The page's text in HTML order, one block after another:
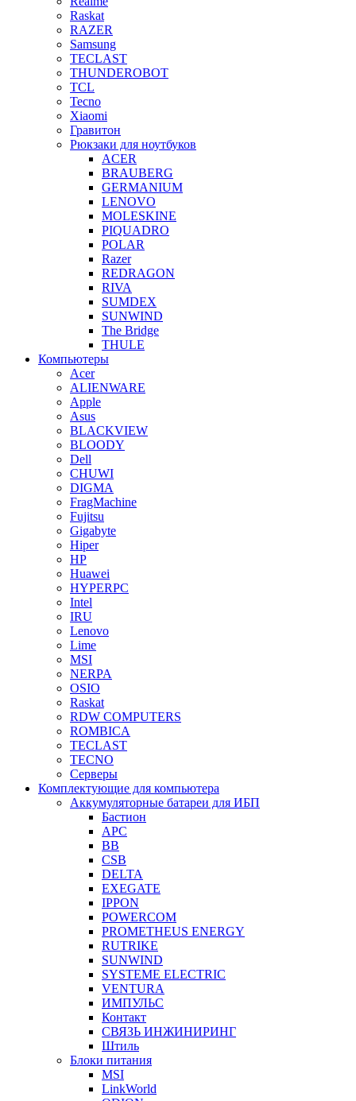
Raskat
RAZER
Samsung
TECLAST
THUNDEROBOT
TCL
Tecno
Xiaomi
Гравитон
Рюкзаки для ноутбуков
ACER
BRAUBERG
GERMANIUM
LENOVO
MOLESKINE
PIQUADRO
POLAR
Razer
REDRAGON
RIVA
SUMDEX
SUNWIND
The Bridge
THULE
Компьютеры
Acer
ALIENWARE
Apple
Asus
BLACKVIEW
BLOODY
Dell
CHUWI
DIGMA
FragMachine
Fujitsu
Gigabyte
Hiper
HP
Huawei
HYPERPC
Intel
IRU
Lenovo
Lime
MSI
NERPA
OSIO
Raskat
RDW COMPUTERS
ROMBICA
TECLAST
TECNO
Серверы
Комплектующие для компьютера
Аккумуляторные батареи для ИБП
Бастион
APC
BB
CSB
DELTA
EXEGATE
IPPON
POWERCOM
PROMETHEUS ENERGY
RUTRIKE
SUNWIND
SYSTEME ELECTRIC
VENTURA
ИМПУЛЬС
Контакт
СВЯЗЬ ИНЖИНИРИНГ
Штиль
Блоки питания
MSI
LinkWorld